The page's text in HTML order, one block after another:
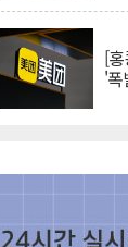
[
'폭